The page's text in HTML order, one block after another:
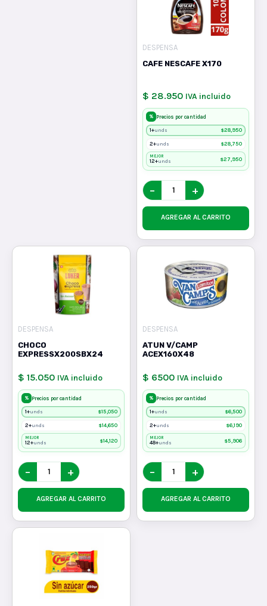
DESPENSA
CAFE NESCAFE X170
$ 28.950 IVA incluido
% Precios por cantidad
1+unds $28,950
2+unds $28,750
MEJOR
12+unds $27,950
− +
AGREGAR AL CARRITO
DESPENSA
CHOCO
EXPRESSX200SBX24
$ 15.050 IVA incluido
% Precios por cantidad
1+unds $15,050
2+unds $14,650
MEJOR
12+unds $14,120
− +
AGREGAR AL CARRITO
DESPENSA
ATUN V/CAMP
ACEX160X48
$ 6500 IVA incluido
% Precios por cantidad
1+unds $6,500
2+unds $6,190
MEJOR
48+unds $5,906
− +
AGREGAR AL CARRITO